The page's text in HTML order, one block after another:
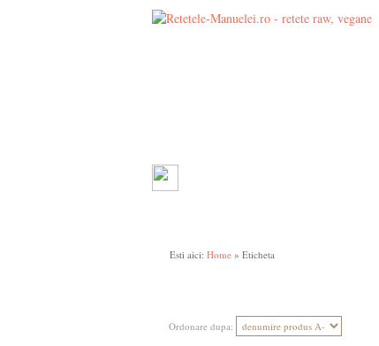
Esti aici: Home » Eticheta
Ordonare dupa: